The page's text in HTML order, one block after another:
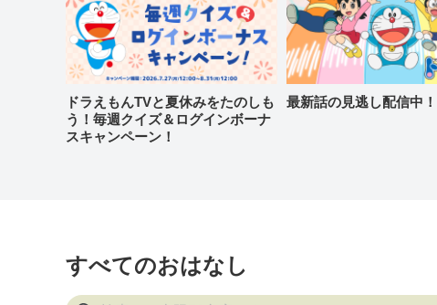
ドラえもんTVと夏休みをたのしも
う！毎週クイズ＆ログインボーナ
スキャンペーン！
最新話の見逃し配信中！
すべてのおはなし